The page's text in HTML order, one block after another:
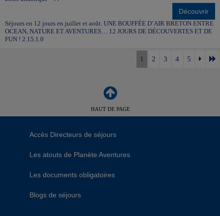
Découvrir
Séjours en 12 jours en juillet et août. UNE BOUFFÉE D’AIR BRETON ENTRE
OCEAN, NATURE ET AVENTURES… 12 JOURS DE DÉCOUVERTES ET DE
FUN ! 2.15.1.0
1 2 3 4 5
HAUT DE PAGE
Accès Directeurs de séjours
Les atouts de Planète Aventures
Les documents obligatoires
Blogs de séjours